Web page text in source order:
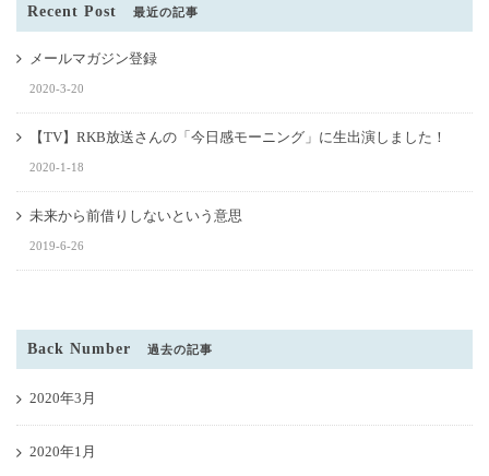
Recent Post 最近の記事
メールマガジン登録
2020-3-20
【TV】RKB放送さんの「今日感モーニング」に生出演しました！
2020-1-18
未来から前借りしないという意思
2019-6-26
Back Number 過去の記事
2020年3月
2020年1月